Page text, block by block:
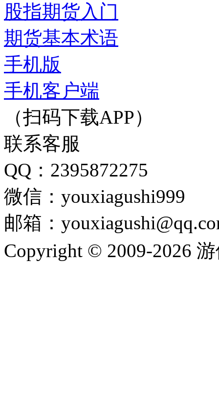
股指期货入门
期货基本术语
手机版
手机客户端
（扫码下载APP）
联系客服
QQ：2395872275
微信：youxiagushi999
邮箱：
Copyright © 2009-2026